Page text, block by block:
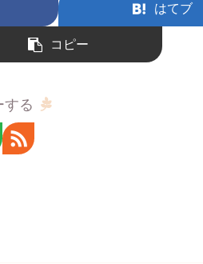
はてブ
コピー
する